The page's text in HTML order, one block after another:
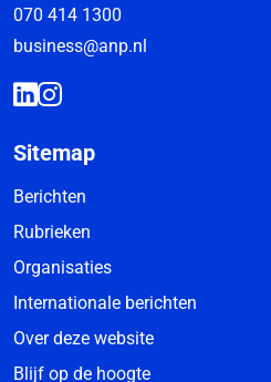
070 414 1300
business@anp.nl
Sitemap
Berichten
Rubrieken
Organisaties
Internationale berichten
Over deze website
Blijf op de hoogte